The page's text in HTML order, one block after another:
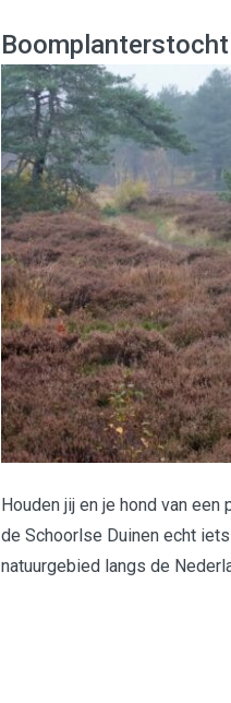
Houden jij en je hond van
de Schoorlse Duinen echt
natuurgebied langs de